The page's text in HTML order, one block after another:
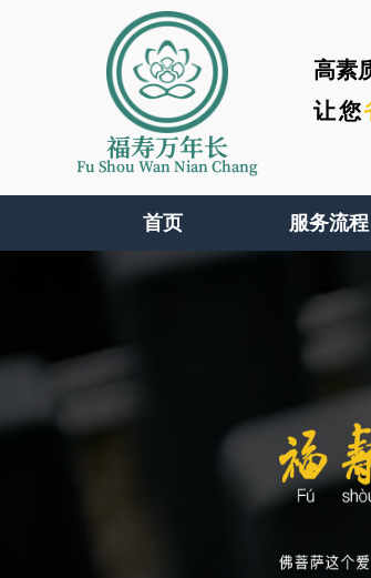
福寿万年长
Fu Shou Wan Nian Chang
高素
让您
首页 服务流程